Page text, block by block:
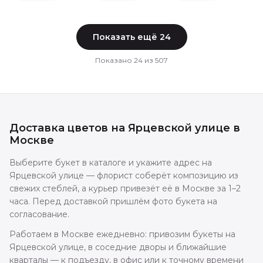
Показать ещё 24
Показано 24 из 507
Доставка цветов на Ярцевской улице в
Москве
Выберите букет в каталоге и укажите адрес на
Ярцевской улице — флорист соберёт композицию из
свежих стеблей, а курьер привезёт её в Москве за 1–2
часа. Перед доставкой пришлём фото букета на
согласование.
Работаем в Москве ежедневно: привозим букеты на
Ярцевской улице, в соседние дворы и ближайшие
кварталы — к подъезду, в офис или к точному времени